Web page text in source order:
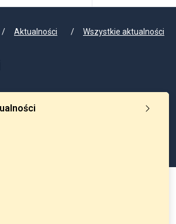
Aktualności Wszystkie aktualności